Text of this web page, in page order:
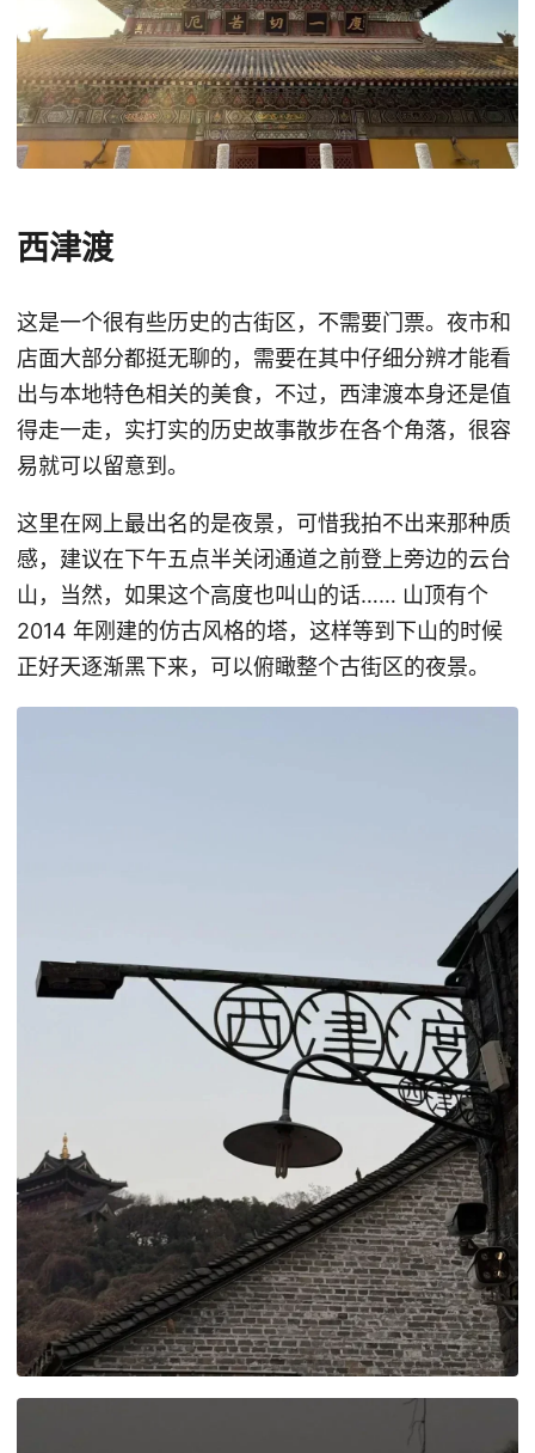
西津渡
这是一个很有些历史的古街区，不需要门票。夜市和
店面大部分都挺无聊的，需要在其中仔细分辨才能看
出与本地特色相关的美食，不过，西津渡本身还是值
得走一走，实打实的历史故事散步在各个角落，很容
易就可以留意到。
这里在网上最出名的是夜景，可惜我拍不出来那种质
感，建议在下午五点半关闭通道之前登上旁边的云台
山，当然，如果这个高度也叫山的话…… 山顶有个
2014 年刚建的仿古风格的塔，这样等到下山的时候
正好天逐渐黑下来，可以俯瞰整个古街区的夜景。